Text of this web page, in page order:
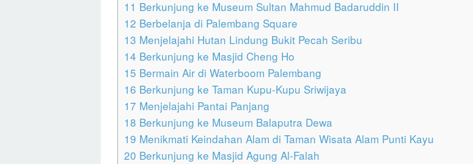
11 Berkunjung ke Museum Sultan Mahmud Badaruddin II
12 Berbelanja di Palembang Square
13 Menjelajahi Hutan Lindung Bukit Pecah Seribu
14 Berkunjung ke Masjid Cheng Ho
15 Bermain Air di Waterboom Palembang
16 Berkunjung ke Taman Kupu-Kupu Sriwijaya
17 Menjelajahi Pantai Panjang
18 Berkunjung ke Museum Balaputra Dewa
19 Menikmati Keindahan Alam di Taman Wisata Alam Punti Kayu
20 Berkunjung ke Masjid Agung Al-Falah